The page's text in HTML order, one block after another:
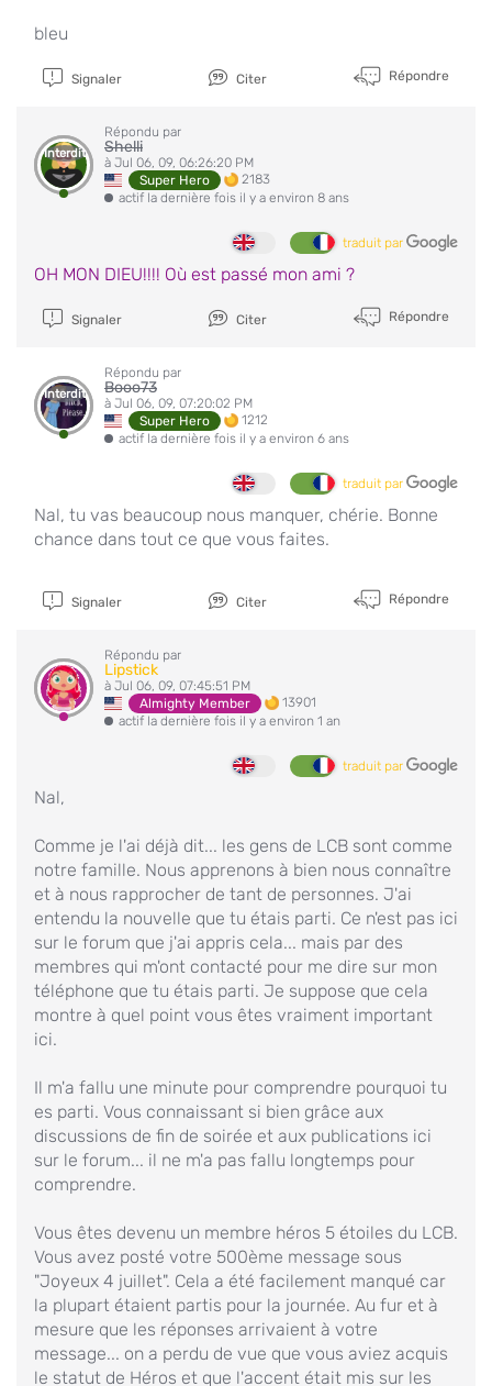
bleu
Signaler Citer Répondre
Interdit
Répondu par
Shelli
à Jul 06, 09, 06:26:20 PM
Super Hero
2183
actif la dernière fois il y a environ 8 ans
traduit par
OH MON DIEU!!!! Où est passé mon ami ?
Signaler Citer Répondre
Interdit
Répondu par
Booo73
à Jul 06, 09, 07:20:02 PM
Super Hero
1212
actif la dernière fois il y a environ 6 ans
traduit par
Nal, tu vas beaucoup nous manquer, chérie. Bonne
chance dans tout ce que vous faites.
Signaler Citer Répondre
Répondu par
Lipstick
à Jul 06, 09, 07:45:51 PM
Almighty Member
13901
actif la dernière fois il y a environ 1 an
traduit par
Nal,
Comme je l'ai déjà dit... les gens de LCB sont comme
notre famille. Nous apprenons à bien nous connaître
et à nous rapprocher de tant de personnes. J'ai
entendu la nouvelle que tu étais parti. Ce n'est pas ici
sur le forum que j'ai appris cela... mais par des
membres qui m'ont contacté pour me dire sur mon
téléphone que tu étais parti. Je suppose que cela
montre à quel point vous êtes vraiment important
ici.
Il m'a fallu une minute pour comprendre pourquoi tu
es parti. Vous connaissant si bien grâce aux
discussions de fin de soirée et aux publications ici
sur le forum... il ne m'a pas fallu longtemps pour
comprendre.
Vous êtes devenu un membre héros 5 étoiles du LCB.
Vous avez posté votre 500ème message sous
"Joyeux 4 juillet". Cela a été facilement manqué car
la plupart étaient partis pour la journée. Au fur et à
mesure que les réponses arrivaient à votre
message... on a perdu de vue que vous aviez acquis
le statut de Héros et que l'accent était mis sur les